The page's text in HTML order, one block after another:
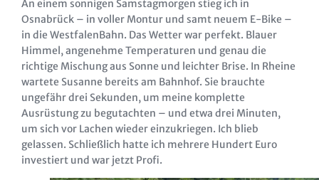
An einem sonnigen Samstagmorgen stieg ich in
Osnabrück – in voller Montur und samt neuem E-Bike –
in die WestfalenBahn. Das Wetter war perfekt. Blauer
Himmel, angenehme Temperaturen und genau die
richtige Mischung aus Sonne und leichter Brise. In Rheine
wartete Susanne bereits am Bahnhof. Sie brauchte
ungefähr drei Sekunden, um meine komplette
Ausrüstung zu begutachten – und etwa drei Minuten,
um sich vor Lachen wieder einzukriegen. Ich blieb
gelassen. Schließlich hatte ich mehrere Hundert Euro
investiert und war jetzt Profi.